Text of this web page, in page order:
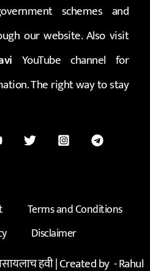
schemes and
our website. Also visit
YouTube channel for
The right way to stay
Terms and Conditions
Disclaimer
हवी | Created by -Rahul